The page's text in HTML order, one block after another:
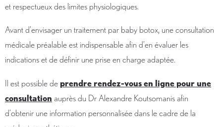
et respectueux des limites physiologiques.
Avant d’envisager un traitement par baby botox, une consultation
médicale préalable est indispensable afin d’en évaluer les
indications et de définir une prise en charge adaptée.
Il est possible deprendre rendez-vous en ligne pour une
consultation auprès du Dr Alexandre Koutsomanis afin
d’obtenir une information personnalisée dans le cadre de la